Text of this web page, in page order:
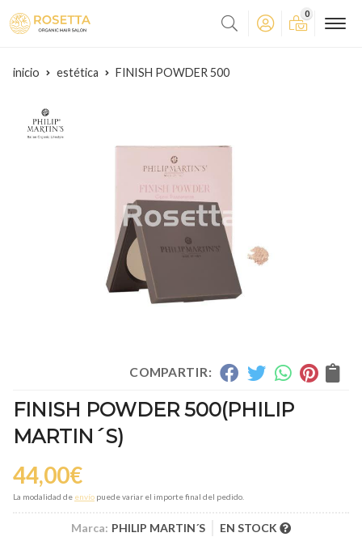
0
inicio estética FINISH POWDER 500
COMPARTIR:
FINISH POWDER 500(PHILIP
MARTIN´S)
44,00€
La modalidad de envío puede variar el importe final del pedido.
Marca: PHILIP MARTIN´S EN STOCK